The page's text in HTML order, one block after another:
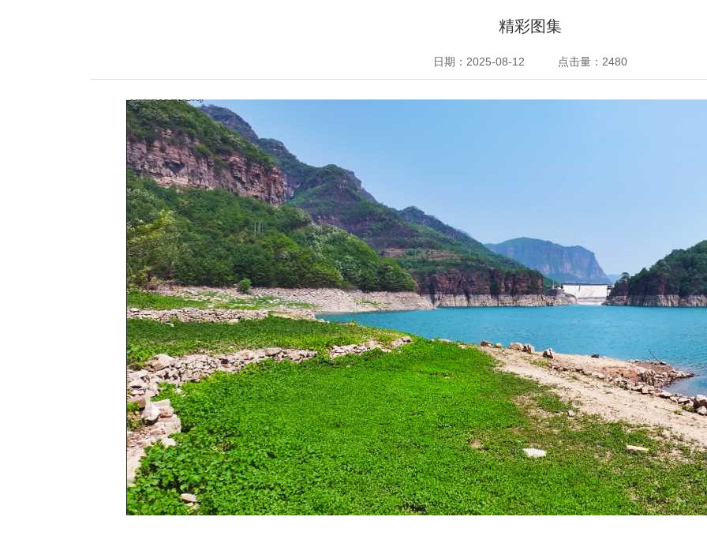
精彩图集
日期：2025-08-12 点击量：2480